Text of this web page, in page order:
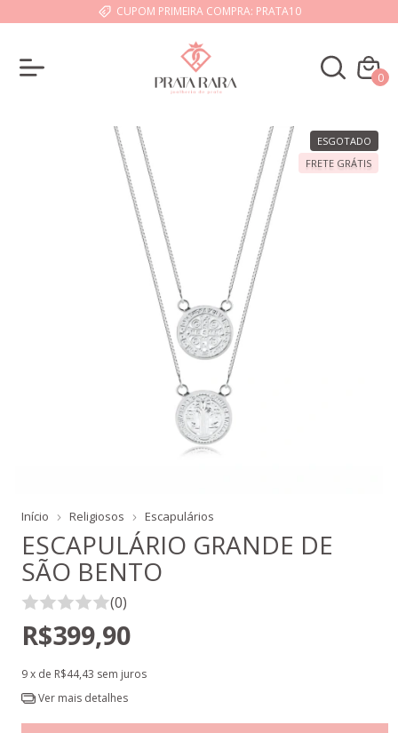
CUPOM PRIMEIRA COMPRA: PRATA10
0
ESGOTADO
FRETE GRÁTIS
Início Religiosos Escapulários
ESCAPULÁRIO GRANDE DE
SÃO BENTO
(0)
R$399,90
9x de R$44,43 sem juros
Ver mais detalhes